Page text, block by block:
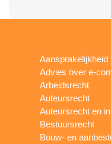
Advies over e-
Arbeidsrecht
Auteursrecht
Auteursrecht en
Bestuursrecht
Bouw- en